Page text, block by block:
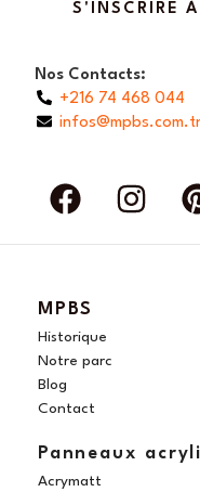
S'INSCRIRE
Nos Contacts:
+216 74 468 044
F
a
c
b
o
o
k
I
n
s
MPBS
Historique
Notre parc
Blog
Contact
Panneaux
Acrymatt